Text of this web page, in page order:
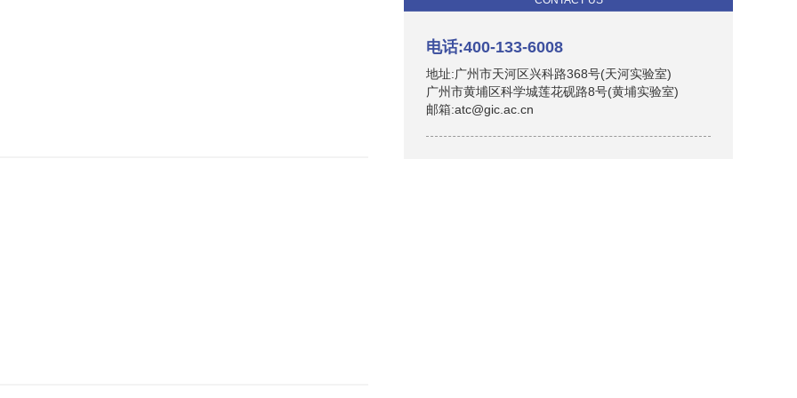
电话:400-133-6008
地址:广州市天河区兴科路368号(天河实验室)
广州市黄埔区科学城莲花砚路8号(黄埔实验室)
邮箱:atc@gic.ac.cn